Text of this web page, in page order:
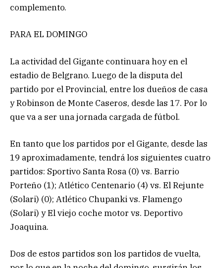
complemento.
PARA EL DOMINGO
La actividad del Gigante continuara hoy en el
estadio de Belgrano. Luego de la disputa del
partido por el Provincial, entre los dueños de casa
y Robinson de Monte Caseros, desde las 17. Por lo
que va a ser una jornada cargada de fútbol.
En tanto que los partidos por el Gigante, desde las
19 aproximadamente, tendrá los siguientes cuatro
partidos: Sportivo Santa Rosa (0) vs. Barrio
Porteño (1); Atlético Centenario (4) vs. El Rejunte
(Solari) (0); Atlético Chupanki vs. Flamengo
(Solari) y El viejo coche motor vs. Deportivo
Joaquina.
Dos de estos partidos son los partidos de vuelta,